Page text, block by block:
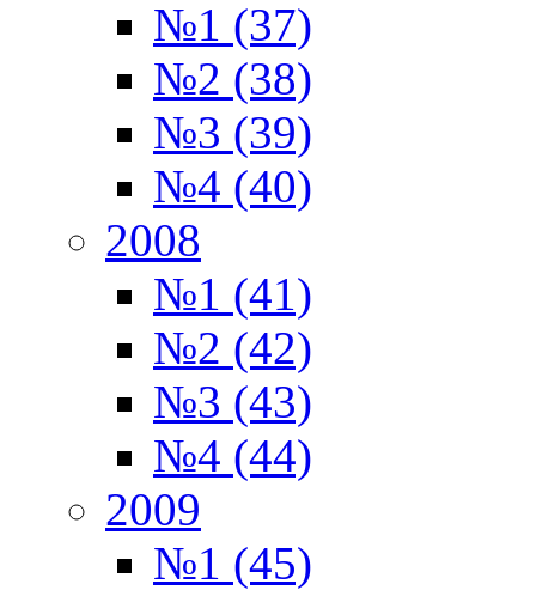
№1 (37)
№2 (38)
№3 (39)
№4 (40)
2008
№1 (41)
№2 (42)
№3 (43)
№4 (44)
2009
№1 (45)